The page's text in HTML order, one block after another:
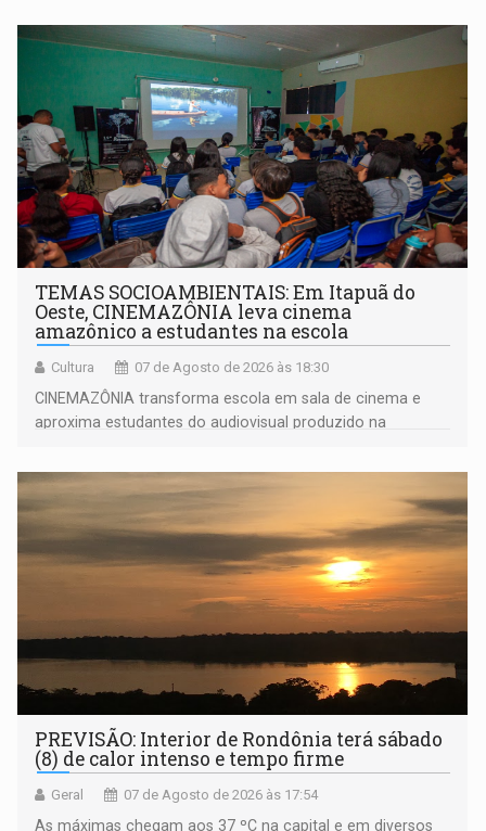
TEMAS SOCIOAMBIENTAIS: Em Itapuã do
Oeste, CINEMAZÔNIA leva cinema
amazônico a estudantes na escola
Cultura 07 de Agosto de 2026 às 18:30
CINEMAZÔNIA transforma escola em sala de cinema e
aproxima estudantes do audiovisual produzido na
PREVISÃO: Interior de Rondônia terá sábado
(8) de calor intenso e tempo firme
Geral 07 de Agosto de 2026 às 17:54
As máximas chegam aos 37 ºC na capital e em diversos